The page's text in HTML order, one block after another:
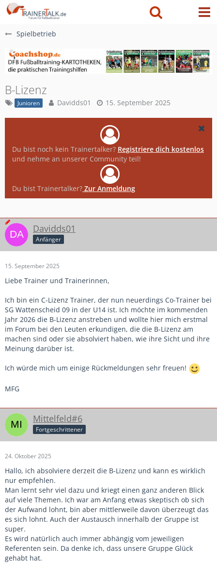
Spielbetrieb
B-Lizenz
Junioren Davidds01 15. September 2025
Du bist noch kein Trainertalker? Registriere dich kostenlos
und nehme an unserer Community teil!
Du bist Trainertalker? Zur Anmeldung
Davidds01
Anfänger
15. September 2025
Liebe Trainer und Trainerinnen,
Ich bin ein C-Lizenz Trainer, der nun neuerdings Co-Trainer bei
SG Wattenscheid 09 in der U14 ist. Ich möchte im kommenden
Jahr 2026 die B-Lizenz anstreben und wollte hier mich erstmal
im Forum bei den Leuten erkundigen, die die B-Lizenz am
machen sind oder sie absolviert haben, wie ihre Sicht und ihre
Meinung darüber ist.
Ich würde mich um einige Rückmeldungen sehr freuen!
MFG
Mittelfeld#6
Fortgeschrittener
24. Oktober 2025
Hallo, ich absolviere derzeit die B-Lizenz und kann es wirklich
nur empfehlen.
Man lernt sehr viel dazu und kriegt einen ganz anderen Blick
auf viele Themen. Ich war am Anfang etwas skeptisch ob sich
der Aufwand lohnt, bin aber mittlerweile davon überzeugt das
es sich lohnt. Auch der Austausch innerhalb der Gruppe ist
super.
Es wird natürlich auch immer abhängig vom jeweiligen
Referenten sein. Da denke ich, dass unsere Gruppe Glück
gehabt hat.